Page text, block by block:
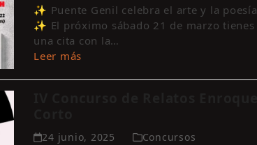
✨ Puente Genil celebra el arte y la poesía
✨ El próximo sábado 21 de marzo tienes
una cita con la…
Leer más
24 junio, 2025 Concursos